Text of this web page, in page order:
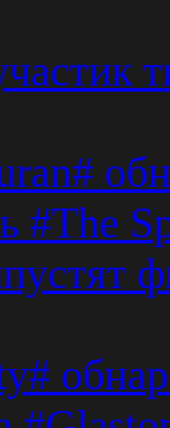
#The